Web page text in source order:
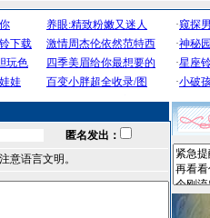
匿名发出：
意语言文明。